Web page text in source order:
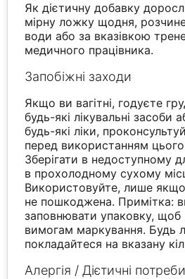
Як дієтичну добавку
мірну ложку щодня,
води або за вказівкою
медичного працівника.
Запобіжні заходи
Якщо ви вагітні, годуєте
будь-які лікувальні засоби
будь-які ліки,
перед використанням
Зберігати в недоступному
в прохолодному сухому
Використовуйте, лише
не пошкоджена. Примітка:
заповнювати упаковку, щоб
вимогам маркування. Будь
покладайтеся на вказану
Алергія / Дієтичні потреби